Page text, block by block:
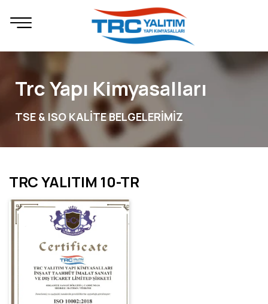
Trc Yapı Kimyasalları
TSE & ISO KALİTE BELGELERİMİZ
TRC YALITIM 10-TR